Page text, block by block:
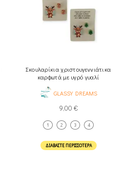
Σκουλαρίκια χριστουγεννιάτικα
καρφωτά με υγρό γυαλί
GLASSY DREAMS
9,00 €
1 2 3 4
ΔΙΑΒΆΣΤΕ ΠΕΡΙΣΣΌΤΕΡΑ